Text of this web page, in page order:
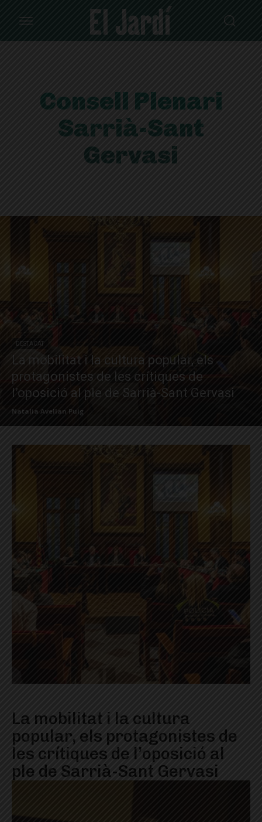
Consell Plenari
Sarrià-Sant
Gervasi
DESTACAT
La mobilitat i la cultura popular, els
protagonistes de les crítiques de
l’oposició al ple de Sarrià-Sant Gervasi
Natalia Avellan Puig
La mobilitat i la cultura
popular, els protagonistes de
les crítiques de l’oposició al
ple de Sarrià-Sant Gervasi